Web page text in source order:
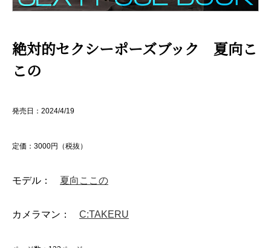
絶対的セクシーポーズブック 夏向こ
この
発売日：2024/4/19
定価：3000円（税抜）
モデル： 夏向ここの
カメラマン： C:TAKERU